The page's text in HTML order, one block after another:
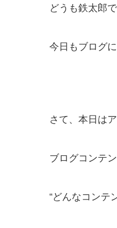
どうも鉄太郎で
今日もブログ
さて、本日は
ブログコンテ
“どんなコンテ